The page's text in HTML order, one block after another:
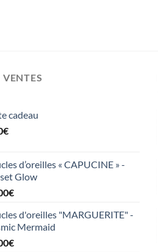
VENTES
cadeau
€
d’oreilles « CAPUCINE » -
Glow
€
d'oreilles "MARGUERITE" -
Mermaid
€